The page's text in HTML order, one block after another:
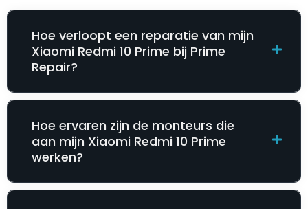
Hoe verloopt een reparatie van mijn
Xiaomi Redmi 10 Prime bij Prime
Repair?
Hoe ervaren zijn de monteurs die
aan mijn Xiaomi Redmi 10 Prime
werken?